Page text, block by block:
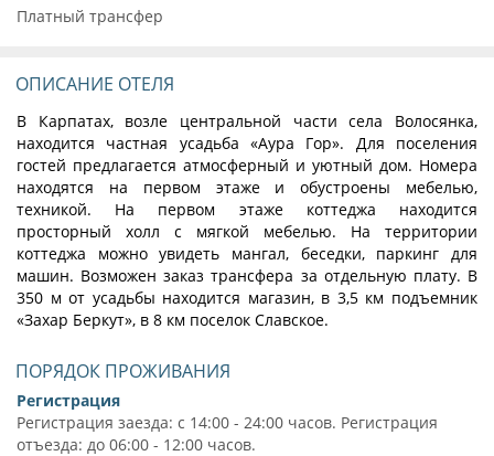
Платный трансфер
ОПИСАНИЕ ОТЕЛЯ
В Карпатах, возле центральной части села Волосянка,
находится частная усадьба «Аура Гор». Для поселения
гостей предлагается атмосферный и уютный дом. Номера
находятся на первом этаже и обустроены мебелью,
техникой. На первом этаже коттеджа находится
просторный холл с мягкой мебелью. На территории
коттеджа можно увидеть мангал, беседки, паркинг для
машин. Возможен заказ трансфера за отдельную плату. В
350 м от усадьбы находится магазин, в 3,5 км подъемник
«Захар Беркут», в 8 км поселок Славское.
ПОРЯДОК ПРОЖИВАНИЯ
Регистрация
Регистрация заезда: с 14:00 - 24:00 часов. Регистрация
отъезда: до 06:00 - 12:00 часов.